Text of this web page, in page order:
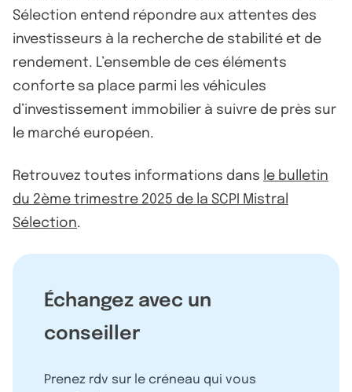
Sélection entend répondre aux attentes des
investisseurs à la recherche de stabilité et de
rendement. L’ensemble de ces éléments
conforte sa place parmi les véhicules
d’investissement immobilier à suivre de près sur
le marché européen.
Retrouvez toutes informations dans le bulletin
du 2ème trimestre 2025 de la SCPI Mistral
Sélection.
Échangez avec un
conseiller
Prenez rdv sur le créneau qui vous